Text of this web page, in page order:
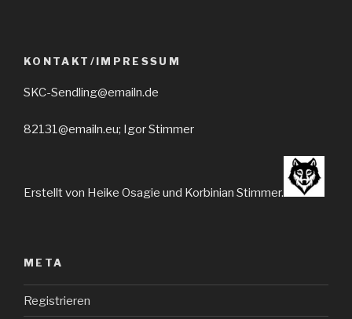
KONTAKT/IMPRESSUM
SKC-Sendling@emailn.de
82131@emailn.eu; Igor Stimmer
Erstellt von Heike Osagie und Korbinian Stimmer.
META
Registrieren